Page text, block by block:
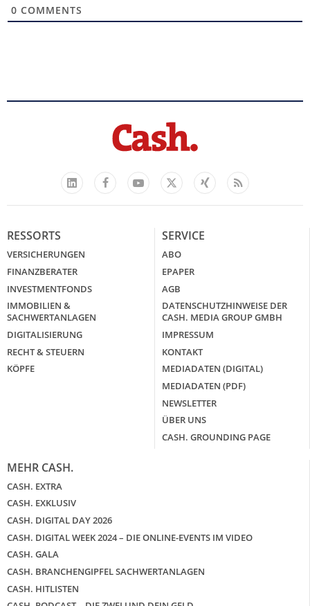
0 COMMENTS
LinkedIn
FacebookYouTube
X
Xing Feed
RESSORTS
VERSICHERUNGEN
FINANZBERATER
INVESTMENTFONDS
IMMOBILIEN &
SACHWERTANLAGEN
DIGITALISIERUNG
RECHT & STEUERN
KÖPFE
SERVICE
ABO
EPAPER
AGB
DATENSCHUTZHINWEISE DER
CASH. MEDIA GROUP GMBH
IMPRESSUM
KONTAKT
MEDIADATEN (DIGITAL)
MEDIADATEN (PDF)
NEWSLETTER
ÜBER UNS
CASH. GROUNDING PAGE
MEHR CASH.
CASH. EXTRA
CASH. EXKLUSIV
CASH. DIGITAL DAY 2026
CASH. DIGITAL WEEK 2024 – DIE ONLINE-EVENTS IM VIDEO
CASH. GALA
CASH. BRANCHENGIPFEL SACHWERTANLAGEN
CASH. HITLISTEN